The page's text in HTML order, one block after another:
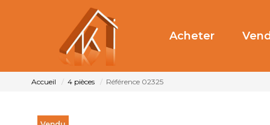
Acheter
Accueil 4 pièces Référence 02325